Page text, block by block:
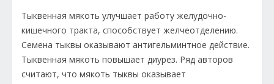
Тыквенная мякоть улучшает работу желудочно-
кишечного тракта, способствует желчеотделению.
Семена тыквы оказывают антигельминт­ное действие.
Тыквенная мякоть повышает диурез. Ряд авторов
считают, что мякоть тыквы оказывает